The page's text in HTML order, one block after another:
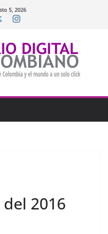
5, 2026
2016